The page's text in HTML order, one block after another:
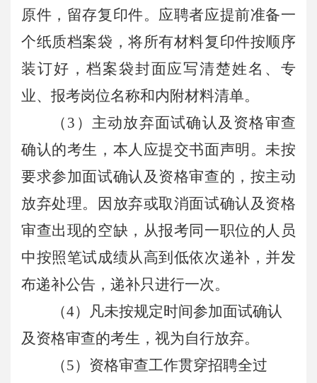
原件，留存复印件。应聘者应提前准备一
个纸质档案袋，将所有材料复印件按顺序
装订好，档案袋封面应写清楚姓名、专
业、报考岗位名称和内附材料清单。
（3）主动放弃面试确认及资格审查
确认的考生，本人应提交书面声明。未按
要求参加面试确认及资格审查的，按主动
放弃处理。因放弃或取消面试确认及资格
审查出现的空缺，从报考同一职位的人员
中按照笔试成绩从高到低依次递补，并发
布递补公告，递补只进行一次。
（4）凡未按规定时间参加面试确认
及资格审查的考生，视为自行放弃。
（5）资格审查工作贯穿招聘全过